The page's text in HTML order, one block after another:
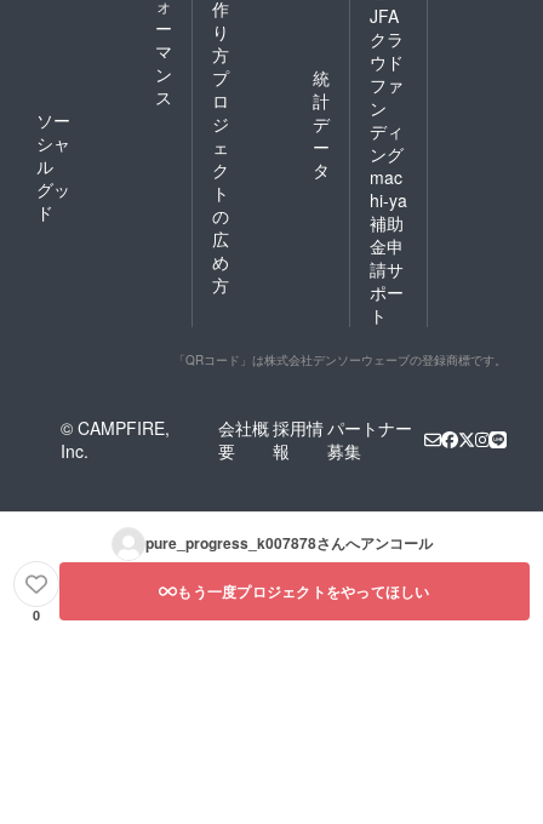
ー
マ
ン
ス
ソー
シャ
ル
グッ
ド
作
り
方
プ
ロ
ジ
ェ
ク
ト
の
広
め
方
統
計
デ
ー
タ
JFA
クラ
ウド
ファ
ン
ディ
ング
mac
hi-ya
補助
金申
請サ
ポー
ト
「QRコード」は株式会社デンソーウェーブの登録商標です。
© CAMPFIRE,
Inc.
会社概
要
採用情
報
パートナー
募集
pure_progress_k007878さんへアンコール
0
もう一度プロジェクトをやってほしい